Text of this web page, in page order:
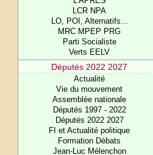
LCR NPA
LO, POI, Alternatifs...
MRC MPEP PRG
Parti Socialiste
Verts EELV
Députés 2022 2027
Actualité
Vie du mouvement
Assemblée nationale
Députés 1997 - 2022
Députés 2022 2027
FI et Actualité politique
Formation Débats
Jean-Luc Mélenchon